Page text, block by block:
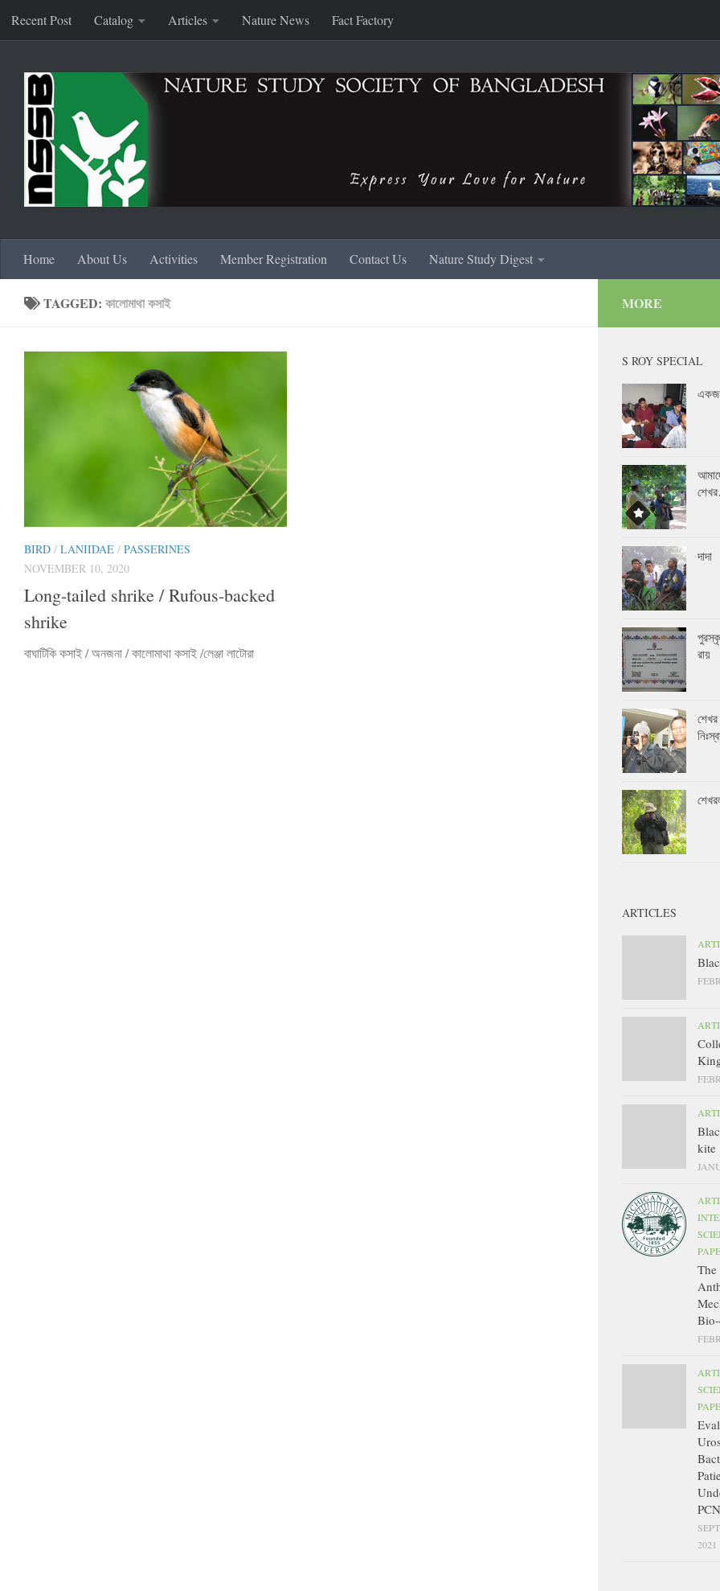
Skip to content
Recent Post Catalog Articles Nature News Fact Factory
Home About Us Activities Member Registration Contact Us Nature Study Digest
TAGGED: কালোমাথা কসাই
BIRD / LANIIDAE / PASSERINES
NOVEMBER 10, 2020
Long-tailed shrike / Rufous-backed
shrike
বাঘাটিকি কসাই / অনজনা / কালোমাথা কসাই /লেঞ্জা লাটোরা
MORE
S ROY SPECIAL
দাদা
রায়
ARTICLES
kite
2021